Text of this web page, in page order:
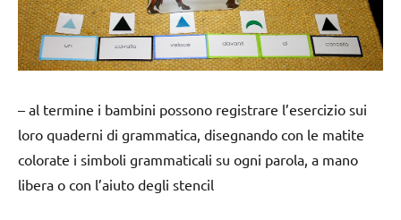
– al termine i bambini possono registrare l’esercizio sui
loro quaderni di grammatica, disegnando con le matite
colorate i simboli grammaticali su ogni parola, a mano
libera o con l’aiuto degli stencil